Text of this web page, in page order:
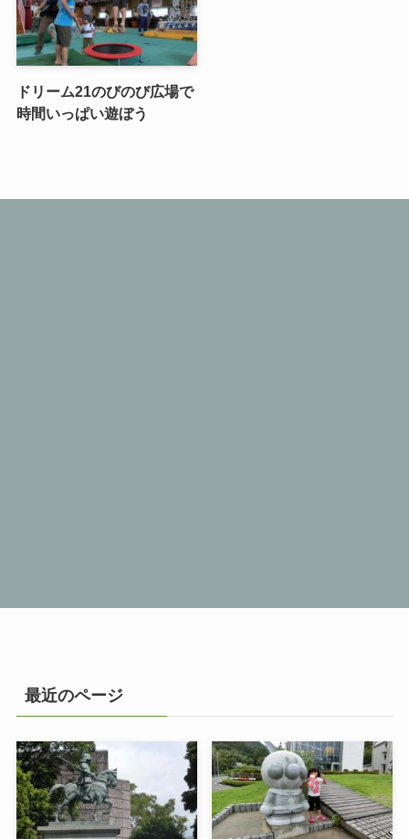
ドリーム21のびのび広場で
時間いっぱい遊ぼう
最近のページ